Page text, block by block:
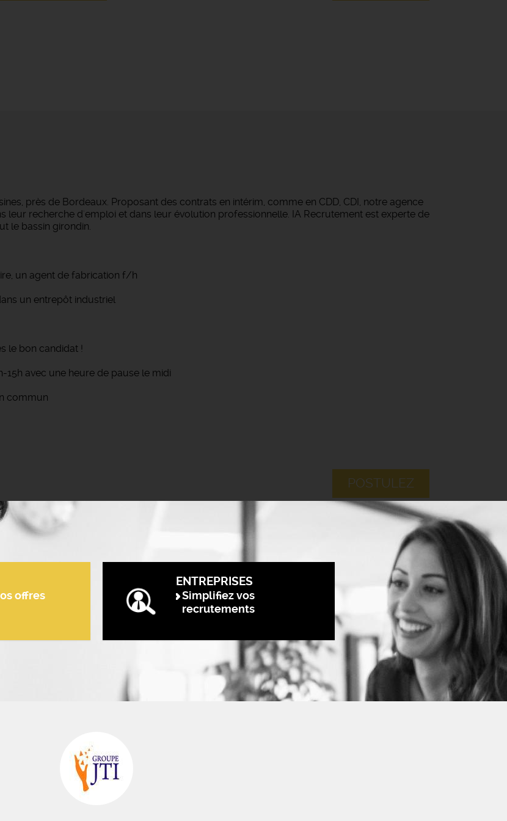
près de Bordeaux. Proposant des contrats en intérim, comme en CDD, CDI, notre agence
leur recherche d'emploi et dans leur évolution professionnelle. IA Recrutement est experte de
le bassin girondin.
un agent de fabrication f/h
un entrepôt industriel
le bon candidat !
avec une heure de pause le midi
commun
POSTULEZ
offres
ENTREPRISES
Simplifiez vos
recrutements